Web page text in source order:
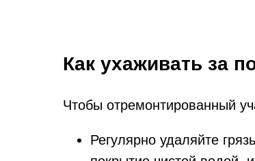
Как ухаживать за
Чтобы отремонтированный
Регулярно удаляйте